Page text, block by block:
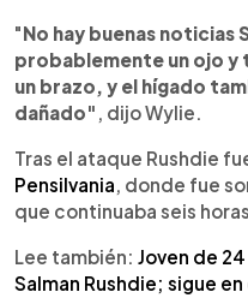
"No hay buenas noticias
probablemente un ojo
un brazo, y el hígado
dañado" , dijo Wylie.
Tras el ataque Rushdie
Pensilvania , donde fue
que continuaba seis
Lee también: Joven de
Salman Rushdie; sigue